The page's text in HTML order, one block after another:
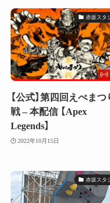
赤坂スタ
【公式】第四回えぺまつ
戦 – 本配信 【Apex
Legends】
2022年10月15日
赤坂スタ